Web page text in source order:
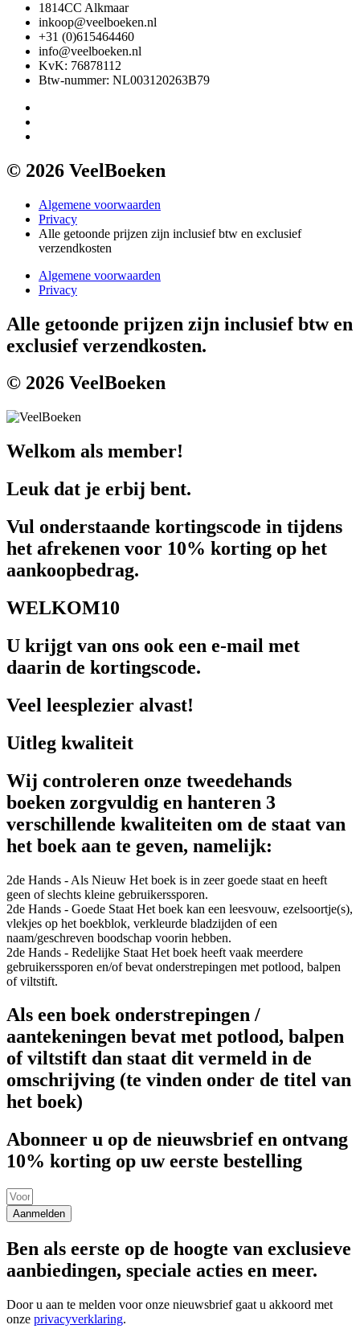
1814CC Alkmaar
inkoop@veelboeken.nl
+31 (0)615464460
info@veelboeken.nl
KvK: 76878112
Btw-nummer: NL003120263B79
© 2026 VeelBoeken
Algemene voorwaarden
Privacy
Alle getoonde prijzen zijn inclusief btw en exclusief
verzendkosten
Algemene voorwaarden
Privacy
Alle getoonde prijzen zijn inclusief btw en
exclusief verzendkosten.
© 2026 VeelBoeken
Welkom als member!
Leuk dat je erbij bent.
Vul onderstaande kortingscode in tijdens
het afrekenen voor 10% korting op het
aankoopbedrag.
WELKOM10
U krijgt van ons ook een e-mail met
daarin de kortingscode.
Veel leesplezier alvast!
Uitleg kwaliteit
Wij controleren onze tweedehands
boeken zorgvuldig en hanteren 3
verschillende kwaliteiten om de staat van
het boek aan te geven, namelijk:
2de Hands - Als Nieuw Het boek is in zeer goede staat en heeft
geen of slechts kleine gebruikerssporen.
2de Hands - Goede Staat Het boek kan een leesvouw, ezelsoortje(s),
vlekjes op het boekblok, verkleurde bladzijden of een
naam/geschreven boodschap voorin hebben.
2de Hands - Redelijke Staat Het boek heeft vaak meerdere
gebruikerssporen en/of bevat onderstrepingen met potlood, balpen
of viltstift.
Als een boek onderstrepingen /
aantekeningen bevat met potlood, balpen
of viltstift dan staat dit vermeld in de
omschrijving (te vinden onder de titel van
het boek)
Abonneer u op de nieuwsbrief en ontvang
10% korting op uw eerste bestelling
Aanmelden
Ben als eerste op de hoogte van exclusieve
aanbiedingen, speciale acties en meer.
Door u aan te melden voor onze nieuwsbrief gaat u akkoord met
onze privacyverklaring.